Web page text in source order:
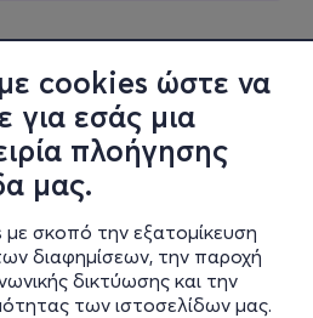
cookies ώστε να
για εσάς μια
πλοήγησης
μας.
σκοπό την εξατομίκευση
διαφημίσεων, την παροχή
δικτύωσης και την
των ιστοσελίδων μας.